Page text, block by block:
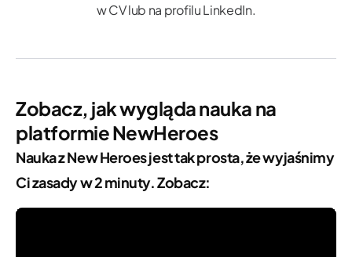
w CV lub na profilu LinkedIn.
Zobacz, jak wygląda nauka na
platformie NewHeroes
Nauka z New Heroes jest tak prosta, że wyjaśnimy
Ci zasady w 2 minuty. Zobacz: